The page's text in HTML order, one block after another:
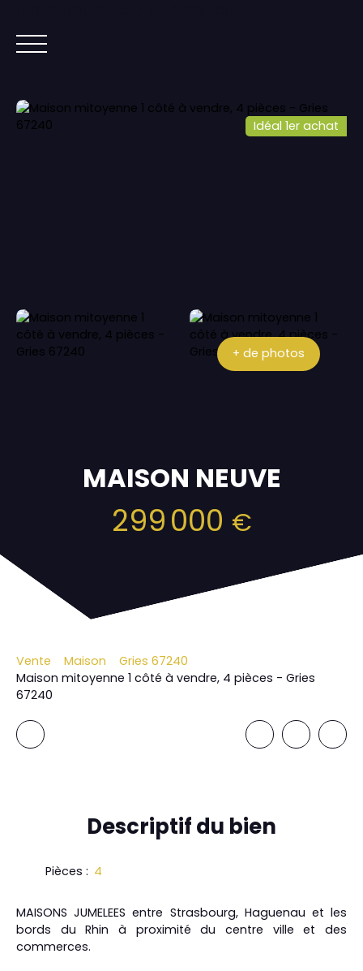
ACCUEIL ACHETER
IMMOBILIER NEUF
Idéal 1er achat
+ de photos
MAISON NEUVE
299 000 €
Vente Maison
Gries 67240
Maison mitoyenne 1 côté à vendre, 4 pièces - Gries
67240
Descriptifdu bien
Pièces : 4
MAISONS JUMELEES entre Strasbourg, Haguenau et les
bords du Rhin à proximité du centre ville et des
commerces.